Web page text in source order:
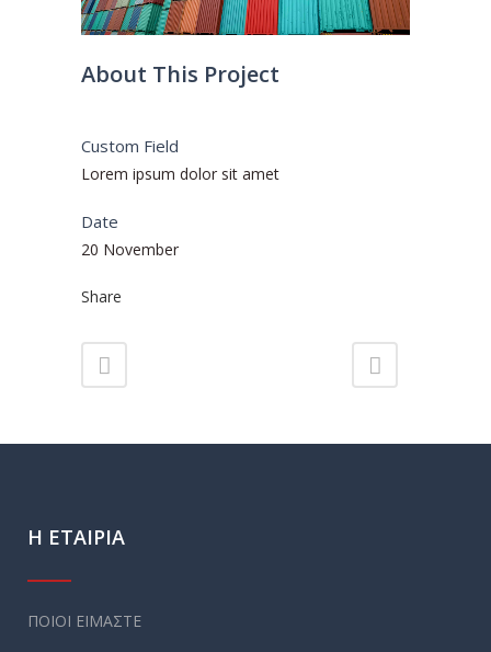
About This Project
Custom Field
Lorem ipsum dolor sit amet
Date
20 November
Share
Η ΕΤΑΙΡΙΑ
ΠΟΙΟΙ ΕΙΜΑΣΤΕ